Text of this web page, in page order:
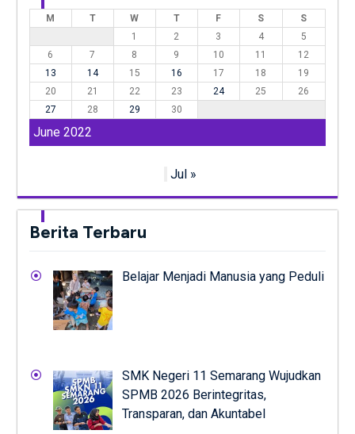
June 2022
M T W T F S
S
1
2 3 4
5
6
7 8 9 10 11
12
13
14 15 16 17 18
19
20
21 22 23 24 25
26
27
28 29 30
Jul »
Berita Terbaru
Belajar Menjadi Manusia yang Peduli
SMK Negeri 11 Semarang Wujudkan
SPMB 2026 Berintegritas,
Transparan, dan Akuntabel